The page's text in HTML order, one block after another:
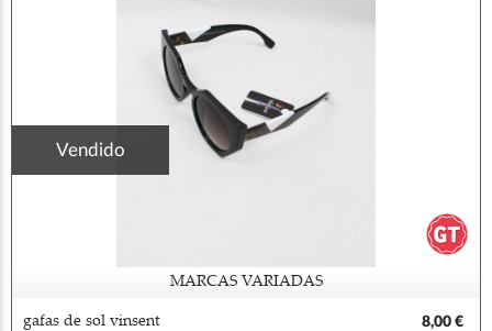
Vendido
MARCAS VARIADAS
gafas de sol vinsent
8,00 €